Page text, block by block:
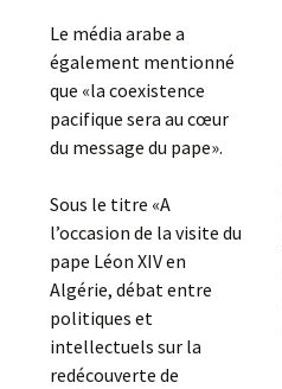
Le média arabe a
également mentionné
que «la coexistence
pacifique sera au cœur
du message du pape».
Sous le titre «A
l’occasion de la visite du
pape Léon XIV en
Algérie, débat entre
politiques et
intellectuels sur la
redécouverte de